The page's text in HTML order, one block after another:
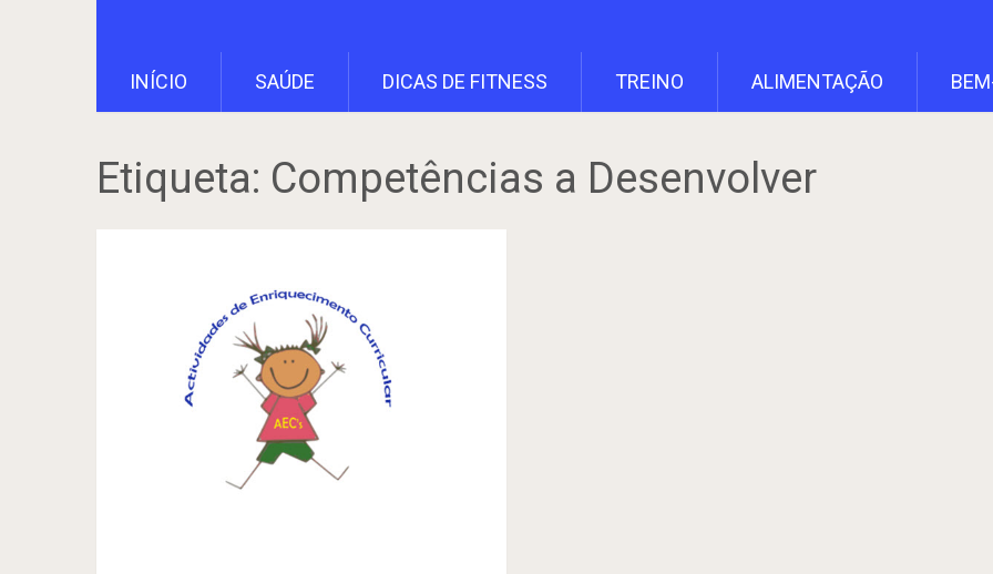
INÍCIO SAÚDE DICAS DE FITNESS TREINO ALIMENTAÇÃO
Etiqueta: Competências a Desenvolver